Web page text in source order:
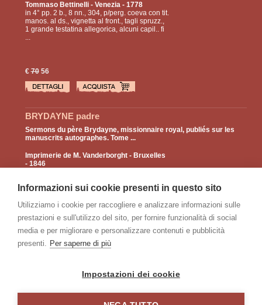
Tommaso Bettinelli- Venezia - 1778
in 4° pp. 2 b., 8 nn., 304, p/perg. coeva con tit.
manos. al ds., vignetta al front., tagli spruzz.,
1 grande testatina allegorica, alcuni capil.. fi
...
€7056
BRYDAYNE padre
Sermons du père Brydayne, missionnaire royal, publiés sur les
manuscrits autographes. Tome ...
Imprimerie de M. Vanderborght- Bruxelles
- 1846
ds., piatti marmor. Alcune sottolineature a
€2520
pagine: 1 2 3
>
Informazioni sui cookie presenti in questo sito
Utilizziamo i cookie per raccogliere e analizzare informazioni sulle
prestazioni e sull'utilizzo del sito, per fornire funzionalità di social
media e per migliorare e personalizzare contenuti e pubblicità
presenti. Per saperne di più
Impostazioni dei cookie